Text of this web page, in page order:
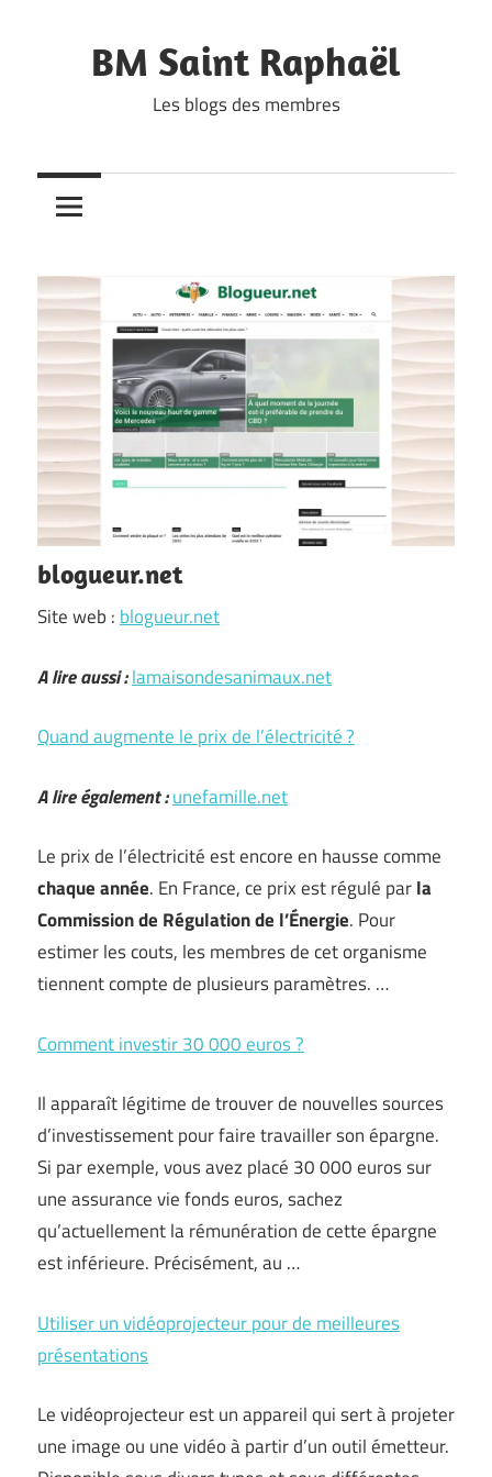
contentBM Saint Raphaël
Les blogs des membres
blogueur.net
Site web : blogueur.net
A lire aussi :lamaisondesanimaux.net
Quand augmente le prix de l’électricité ?
A lire également :unefamille.net
Le prix de l’électricité est encore en hausse comme
chaque année. En France, ce prix est régulé parla
Commission de Régulation de l’Énergie. Pour
estimer les couts, les membres de cet organisme
tiennent compte de plusieurs paramètres. …
Comment investir 30 000 euros ?
Il apparaît légitime de trouver de nouvelles sources
d’investissement pour faire travailler son épargne.
Si par exemple, vous avez placé 30 000 euros sur
une assurance vie fonds euros, sachez
qu’actuellement la rémunération de cette épargne
est inférieure. Précisément, au …
Utiliser un vidéoprojecteur pour de meilleures
présentations
Le vidéoprojecteur est un appareil qui sert à projeter
une image ou une vidéo à partir d’un outil émetteur.